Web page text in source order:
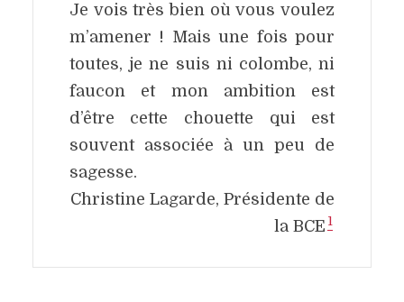
Je vois très bien où vous voulez
m’amener ! Mais une fois pour
toutes, je ne suis ni colombe, ni
faucon et mon ambition est
d’être cette chouette qui est
souvent associée à un peu de
sagesse.
Christine Lagarde, Présidente de
la BCE 1